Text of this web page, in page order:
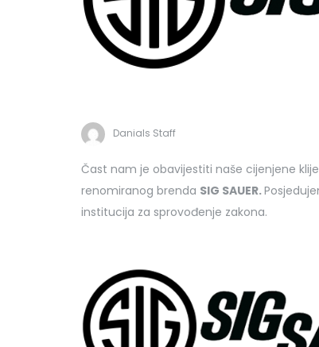
Danials Staff
Čast nam je obavijestiti naše cijenjene
renomiranog brenda SIG SAUER.
institucija za sprovođenje zakona.